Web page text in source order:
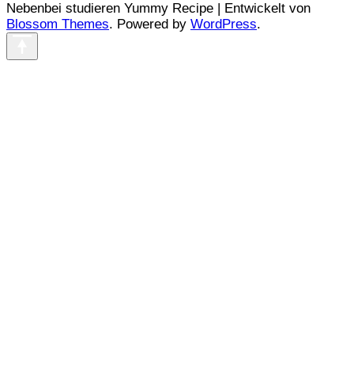
Nebenbei studieren Yummy Recipe | Entwickelt von
Blossom Themes. Powered by WordPress.